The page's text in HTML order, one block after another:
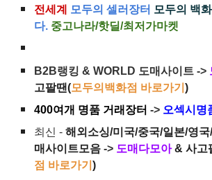
전세계 모두의 셀러장터 모두의 백
다. 중고나라/핫딜/최저가마켓
B2B랭킹 & WORLD 도매사이트 ->
고팔땐(모두의백화점 바로가기)
400여개 명품 거래장터 -> 오섹시명
최신 -해외소싱/미국/중국/일본/영
매사이트모음 -> 도매다모아 & 사고
점 바로가기)